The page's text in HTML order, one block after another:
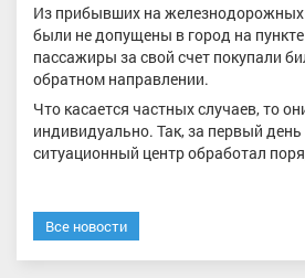
Из прибывших на железнодорожных
были не допущены в город на
пассажиры за свой счет покупали
обратном направлении.
Что касается частных случаев, то
индивидуально. Так, за первый
ситуационный центр обработал
Все новости